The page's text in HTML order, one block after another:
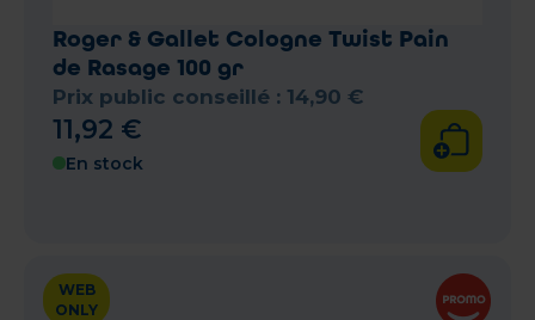
Roger & Gallet Cologne Twist Pain
de Rasage 100 gr
Prix public conseillé : 14,90 €
11,92 €
En stock
WEB
ONLY